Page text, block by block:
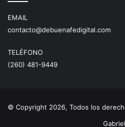
EMAIL
contacto@debuenafedigital.com
TELÉFONO
(260) 481-9449
© Copyright 2026, Todos los
Gabriel